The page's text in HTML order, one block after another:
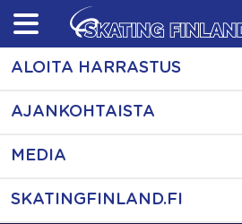
Skip
content
ALOITA HARRASTUS
AJANKOHTAISTA
MEDIA
SKATINGFINLAND.FI